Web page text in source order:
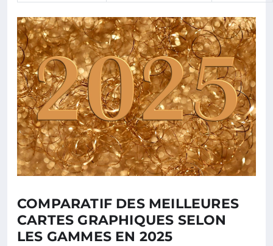
COMPARATIF DES MEILLEURES
CARTES GRAPHIQUES SELON
LES GAMMES EN 2025